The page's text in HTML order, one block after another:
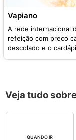
Vapiano
A rede internacional
refeição com preço
descolado e o
Veja tudo
QUANDO IR